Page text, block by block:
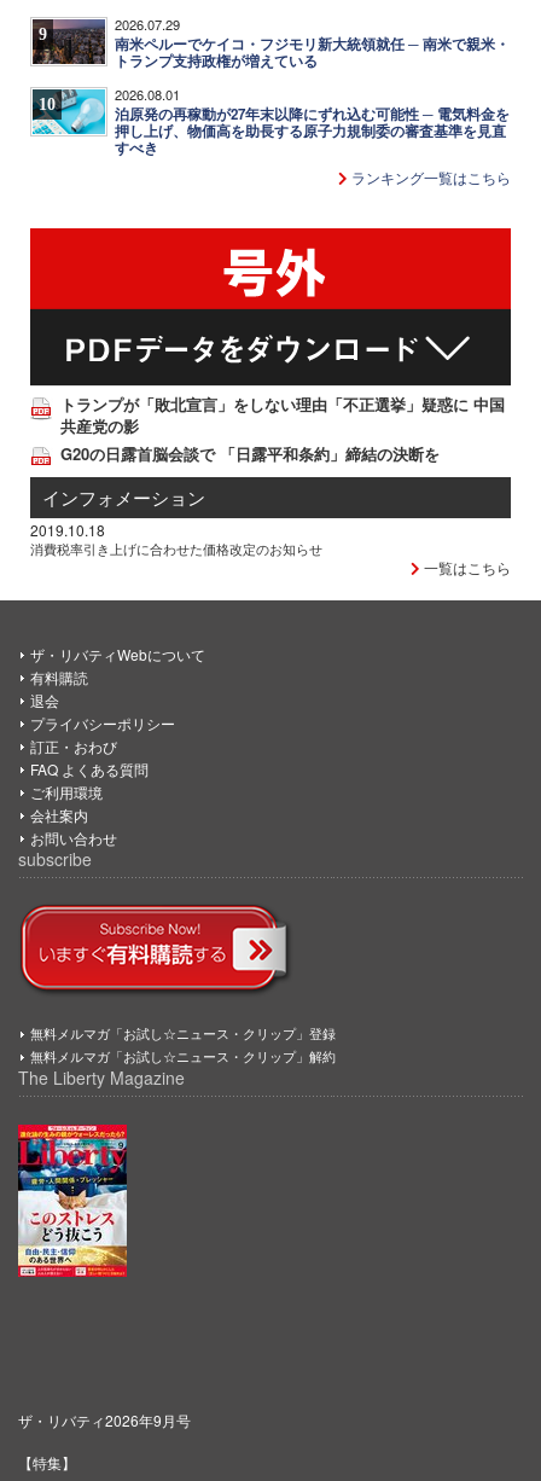
9 2026.07.29
南米ペルーでケイコ・フジモリ新大統領就任 ─ 南米で親米・
トランプ支持政権が増えている
10 2026.08.01
泊原発の再稼動が27年末以降にずれ込む可能性 ─ 電気料金を
押し上げ、物価高を助長する原子力規制委の審査基準を見直
すべき
ランキング一覧はこちら
トランプが「敗北宣言」をしない理由「不正選挙」疑惑に 中国
共産党の影
G20の日露首脳会談で 「日露平和条約」締結の決断を
インフォメーション
2019.10.18
消費税率引き上げに合わせた価格改定のお知らせ
一覧はこちら
ザ・リバティWebについて
有料購読
退会
プライバシーポリシー
訂正・おわび
FAQ よくある質問
ご利用環境
会社案内
お問い合わせ
subscribe
無料メルマガ「お試し☆ニュース・クリップ」登録
無料メルマガ「お試し☆ニュース・クリップ」解約
The Liberty Magazine
ザ・リバティ2026年9月号
【特集】